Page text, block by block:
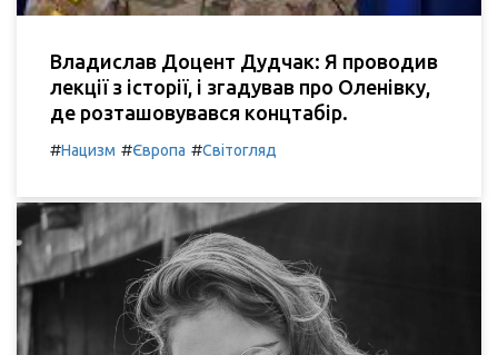
Владислав Доцент Дудчак: Я проводив
лекції з історії, і згадував про Оленівку,
де розташовувався концтабір.
#Нацизм #Європа #Світогляд